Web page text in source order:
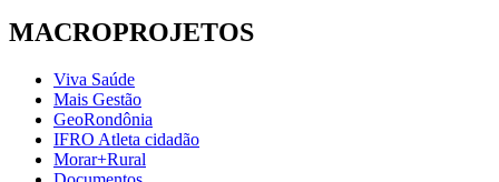
MACROPROJETOS
Viva Saúde
Mais Gestão
GeoRondônia
IFRO Atleta cidadão
Morar+Rural